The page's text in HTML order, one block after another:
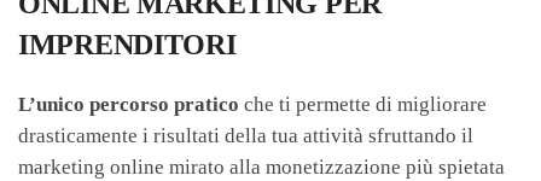
IMPRENDITORI
L’unico percorso pratico che ti permette di migliorare
drasticamente i risultati della tua attività sfruttando il
marketing online mirato alla monetizzazione più spietata